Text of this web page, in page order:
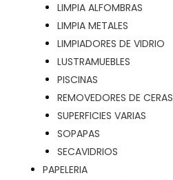
LIMPIA ALFOMBRAS
LIMPIA METALES
LIMPIADORES DE VIDRIO
LUSTRAMUEBLES
PISCINAS
REMOVEDORES DE CERAS
SUPERFICIES VARIAS
SOPAPAS
SECAVIDRIOS
PAPELERIA